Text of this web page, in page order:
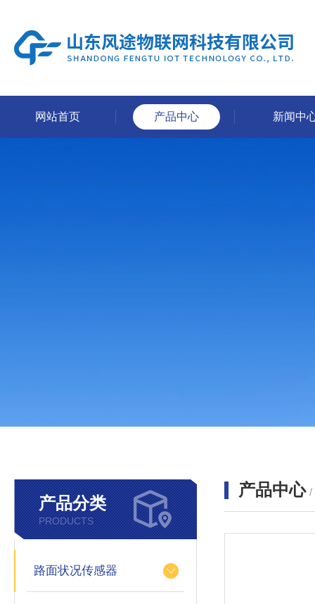
网站首页 产品中心 新闻中
产品分类
PRODUCTS
路面状况传感器
产品中心 /